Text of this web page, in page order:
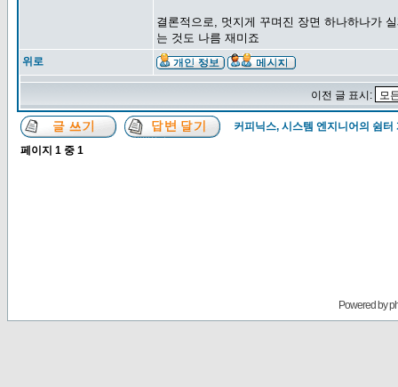
결론적으로, 멋지게 꾸며진 장면 하나하나가
는 것도 나름 재미죠
위로
이전 글 표시:
커피닉스, 시스템 엔지니어의 쉼터
페이지 1 중 1
Powered by